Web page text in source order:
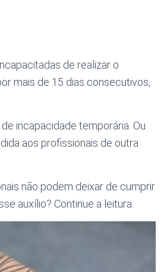
de realizar o
mais de 15 dias consecutivos,
incapacidade temporária. Ou
aos profissionais de outra
não podem deixar de cumprir
auxílio? Continue a leitura.